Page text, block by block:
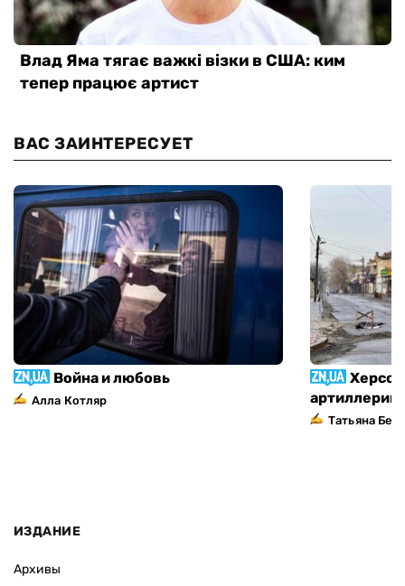
ВАС ЗАИНТЕРЕСУЕТ
Война и любовь
Алла Котляр
Татьяна
ИЗДАНИЕ
Архивы